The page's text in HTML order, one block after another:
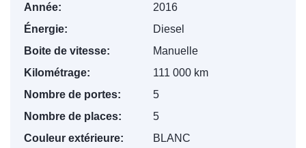
Année:
2016
Énergie:
Diesel
Boite de vitesse:
Manuelle
Kilométrage:
111 000 km
Nombre de portes:
5
Nombre de places:
5
Couleur extérieure:
BLANC